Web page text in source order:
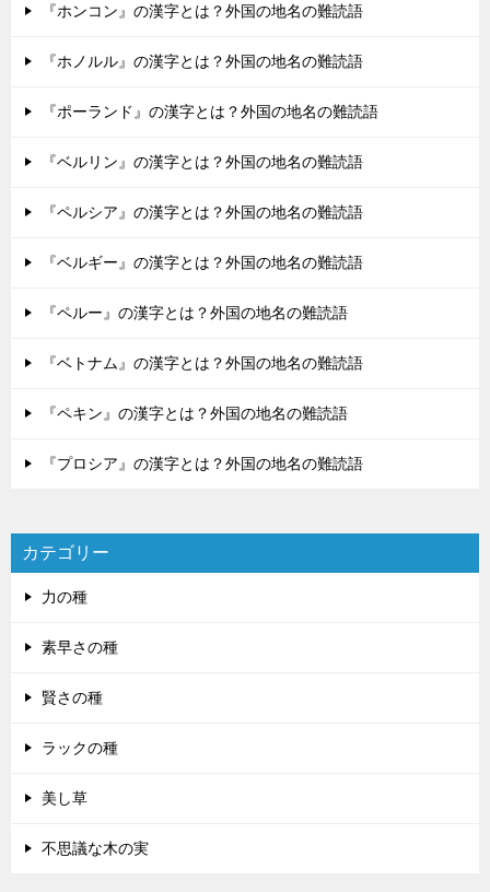
『ホンコン』の漢字とは？外国の地名の難読語
『ホノルル』の漢字とは？外国の地名の難読語
『ポーランド』の漢字とは？外国の地名の難読語
『ベルリン』の漢字とは？外国の地名の難読語
『ペルシア』の漢字とは？外国の地名の難読語
『ベルギー』の漢字とは？外国の地名の難読語
『ペルー』の漢字とは？外国の地名の難読語
『ベトナム』の漢字とは？外国の地名の難読語
『ペキン』の漢字とは？外国の地名の難読語
『プロシア』の漢字とは？外国の地名の難読語
カテゴリー
力の種
素早さの種
賢さの種
ラックの種
美し草
不思議な木の実